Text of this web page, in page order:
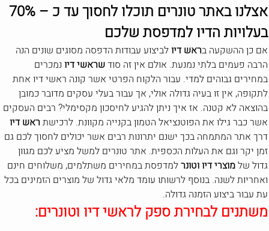
אצלנו באתר טונרים תוכלו לחסוך עד כ – 70%
בעלויות הדיו למדפסת שלכם
אם כן ההשקעה בראש דיולביצוע עבודות הדפסה מסוגים שונים הנה
הרבה פעמים בלתי נמנעת. אולם אין זה סודשראשי דיו נמכרים
במחירים גבוהים למדי. עבור הלקוח הפרטי אשר קונה ראשי דיו אחת
לתקופה, אין זו בעיה גדולה אולי, אך עבור בעלי עסקים מדובר כמובן
בהוצאה לא קטנה. אז איך ניתן להגיע לחיסכון מקסימלי? רבים העסקים
אשר כבר גילו את הפוטנציאל הטמון בקנייה מקוונת. לרכישתראש דיו
דרך אתר המתמחה בכך ישנם יתרונות רבים אשר יכולים לחסוך לכם גם
זמן יקר וגם את העלות הכספית. אתר טונרים למשל מציע לכם מגוון
גדול שלמוצרי דיו וטונרלמדפסת במחירים משתלמים, משלוחים חינם
ואחריות לשנה. בנוסף לרשותו עומד מלאי גדול של מוצרים הזמינים בכל
עת עבור ביצוע הזמנה גדולה.
משתנים לבחירת ספק לראשי דיו וטונרים: